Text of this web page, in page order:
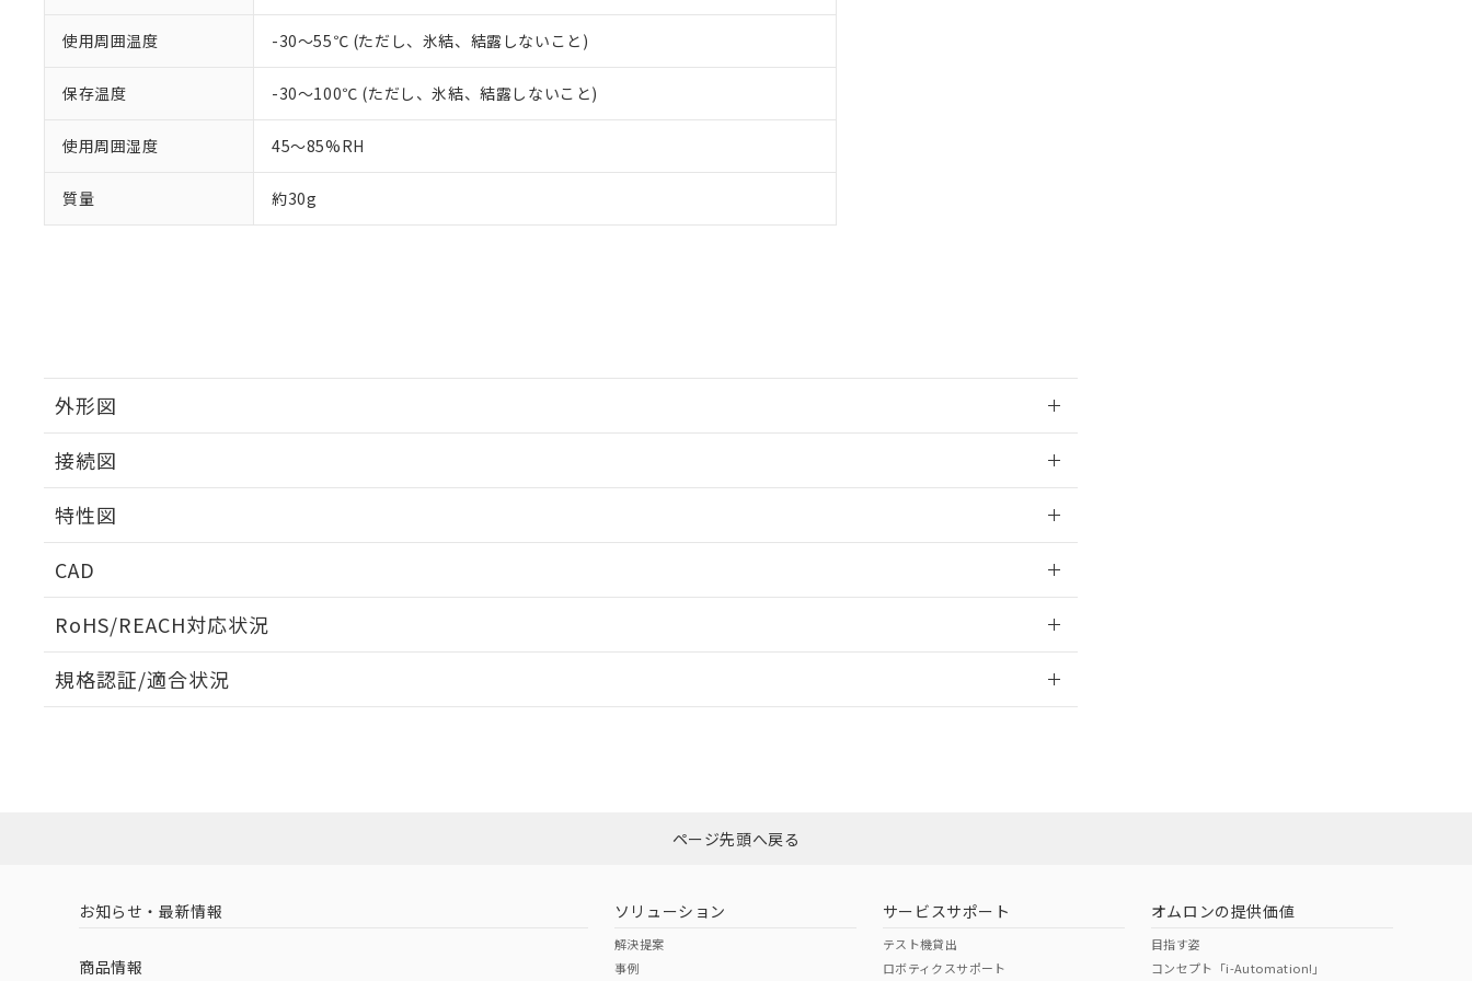
使用周囲温度 -30～55℃ (ただし、氷結、結露しないこと)
保存温度 -30～100℃ (ただし、氷結、結露しないこと)
使用周囲湿度 45～85%RH
質量 約30g
外形図
接続図
特性図
CAD
RoHS/REACH対応状況
EU RoHS 注意事項・凡例
ダウンロードはこちら
中国 RoHS 注意事項・凡例
規格認証/適合状況
（イギリス
（ノルウェー
（日本
（アメリカ
ページ先頭へ戻る
お知らせ・最新情報
商品情報
ソリューション
解決提案
事例
サービスサポート
テスト機貸出
ロボティクスサポート
オムロンの提供価値
目指す姿
コンセプト「i-Automation!」